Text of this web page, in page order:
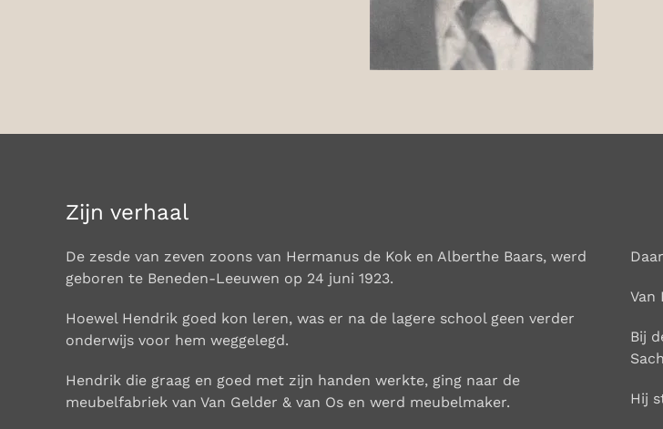
Zijn verhaal
De zesde van zeven zoons van Hermanus de Kok en Alberthe Baars, werd
geboren te Beneden-Leeuwen op 24 juni 1923.
Hoewel Hendrik goed kon leren, was er na de lagere school geen verder
onderwijs voor hem weggelegd.
Hendrik die graag en goed met zijn handen werkte, ging naar de
meubelfabriek van Van Gelder & van Os en werd meubelmaker.
Van
Bij
Hij